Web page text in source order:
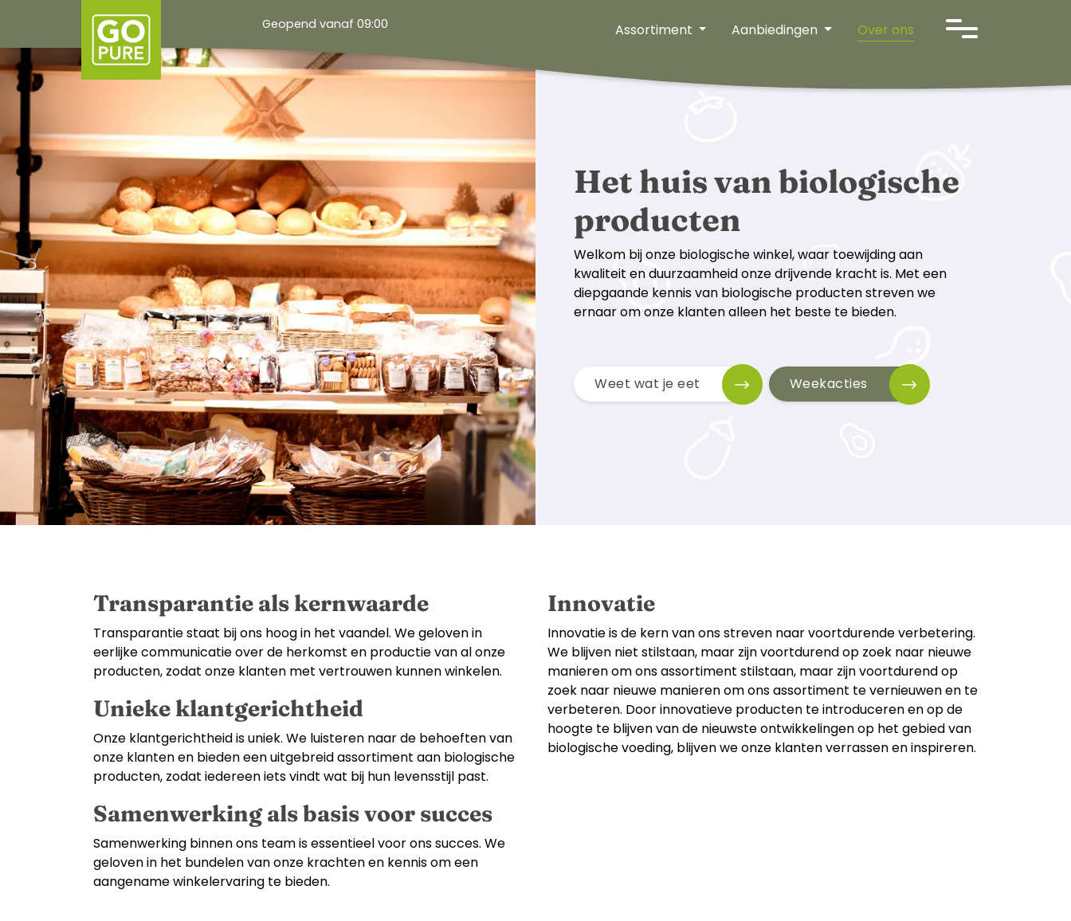
Geopend vanaf 09:00 Assortiment Aanbiedingen Over ons
Groente en fruittassen
Contact
Contactgegevens
Afhaal en bezorging
050 - 850 75 87
Het huis van biologische
producten
Welkom bij onze biologische winkel, waar toewijding aan
kwaliteit en duurzaamheid onze drijvende kracht is. Met een
diepgaande kennis van biologische producten streven we
ernaar om onze klanten alleen het beste te bieden.
Weet wat je eet Weekacties
Transparantie als kernwaarde
Transparantie staat bij ons hoog in het vaandel. We geloven in
eerlijke communicatie over de herkomst en productie van al onze
producten, zodat onze klanten met vertrouwen kunnen winkelen.
Unieke klantgerichtheid
Onze klantgerichtheid is uniek. We luisteren naar de behoeften van
onze klanten en bieden een uitgebreid assortiment aan biologische
producten, zodat iedereen iets vindt wat bij hun levensstijl past.
Samenwerking als basis voor succes
Samenwerking binnen ons team is essentieel voor ons succes. We
geloven in het bundelen van onze krachten en kennis om een
aangename winkelervaring te bieden.
Innovatie
Innovatie is de kern van ons streven naar voortdurende verbetering.
We blijven niet stilstaan, maar zijn voortdurend op zoek naar nieuwe
manieren om ons assortiment stilstaan, maar zijn voortdurend op
zoek naar nieuwe manieren om ons assortiment te vernieuwen en te
verbeteren. Door innovatieve producten te introduceren en op de
hoogte te blijven van de nieuwste ontwikkelingen op het gebied van
biologische voeding, blijven we onze klanten verrassen en inspireren.